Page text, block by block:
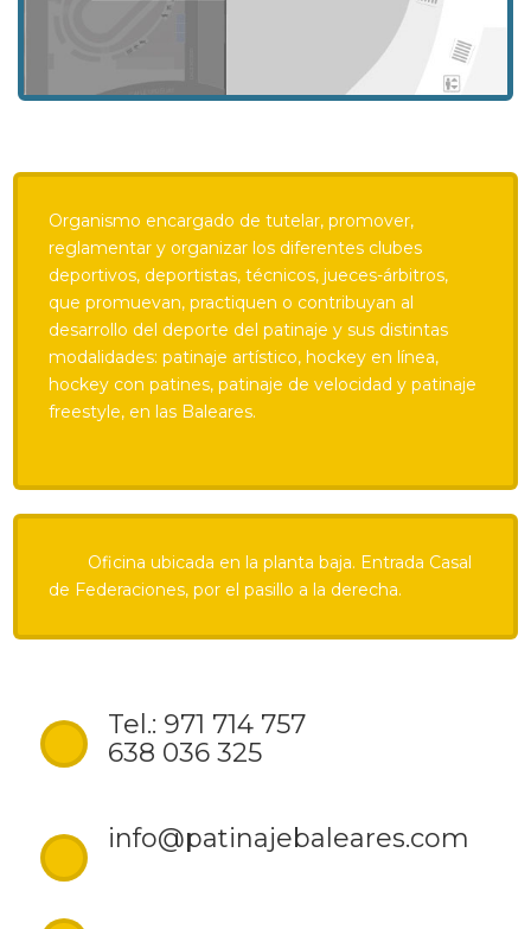
Organismo encargado de tutelar, promover,
reglamentar y organizar los diferentes clubes
deportivos, deportistas, técnicos, jueces-árbitros,
que promuevan, practiquen o contribuyan al
desarrollo del deporte del patinaje y sus distintas
modalidades: patinaje artístico, hockey en línea,
hockey con patines, patinaje de velocidad y patinaje
freestyle, en las Baleares.
Oficina ubicada en la planta baja. Entrada Casal
de Federaciones, por el pasillo a la derecha.
Tel.: 971 714 757
638 036 325
info@patinajebaleares.com